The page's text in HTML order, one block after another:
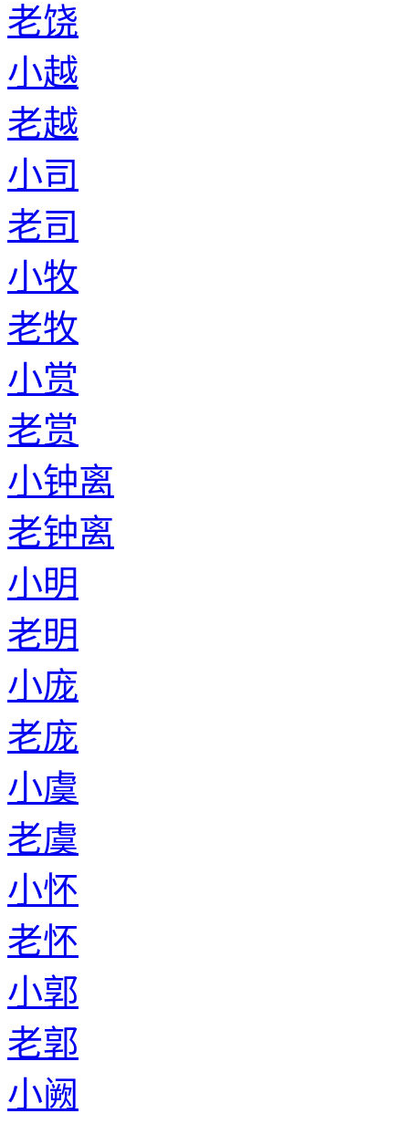
老饶
小越
老越
小司
老司
小牧
老牧
小赏
老赏
小钟离
老钟离
小明
老明
小庞
老庞
小虞
老虞
小怀
老怀
小郭
老郭
小阙